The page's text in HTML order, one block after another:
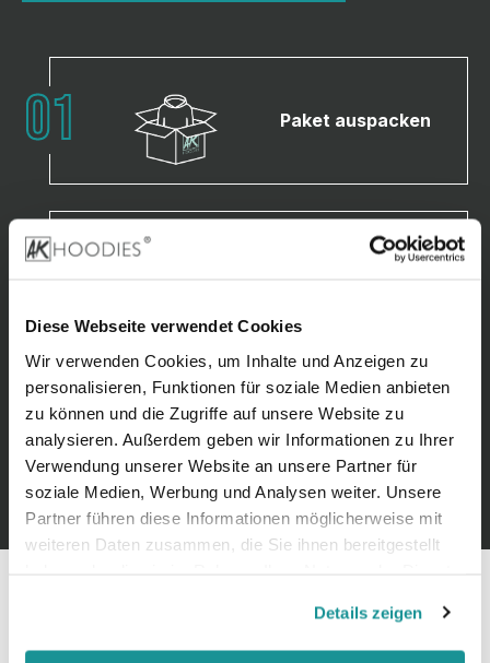
Diese Webseite verwendet Cookies
Wir verwenden Cookies, um Inhalte und Anzeigen zu
personalisieren, Funktionen für soziale Medien anbieten
zu können und die Zugriffe auf unsere Website zu
analysieren. Außerdem geben wir Informationen zu Ihrer
Verwendung unserer Website an unsere Partner für
soziale Medien, Werbung und Analysen weiter. Unsere
Partner führen diese Informationen möglicherweise mit
weiteren Daten zusammen, die Sie ihnen bereitgestellt
Details zeigen
Paket auspacken
innerhalb 30 Tage
zurücksenden
PREMIUM QUALITÄT & BESTPREIS-
GARANTIE